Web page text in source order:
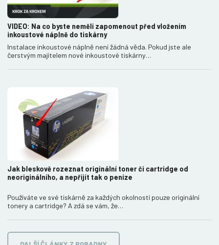
VIDEO: Na co byste neměli zapomenout před vložením
inkoustové náplně do tiskárny
Instalace inkoustové náplně není žádná věda. Pokud jste ale
čerstvým majitelem nové inkoustové tiskárny…
Jak bleskově rozeznat originální toner či cartridge od
neoriginálního, a nepřijít tak o peníze
Používáte ve své tiskárně za každých okolností pouze originální
tonery a cartridge? A zdá se vám, že…